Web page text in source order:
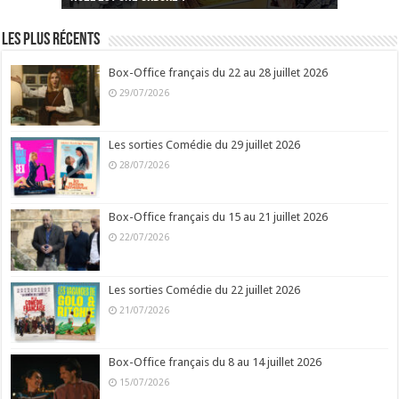
Les plus récents
Box-Office français du 22 au 28 juillet 2026
29/07/2026
Les sorties Comédie du 29 juillet 2026
28/07/2026
Box-Office français du 15 au 21 juillet 2026
22/07/2026
Les sorties Comédie du 22 juillet 2026
21/07/2026
Box-Office français du 8 au 14 juillet 2026
15/07/2026